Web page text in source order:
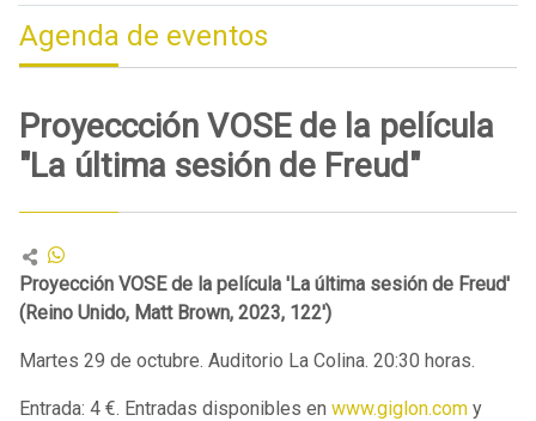
Agenda de eventos
Proyeccción VOSE de la película
"La última sesión de Freud"
Proyección VOSE de la película 'La última sesión de Freud'
(Reino Unido, Matt Brown, 2023, 122')
Martes 29 de octubre. Auditorio La Colina. 20:30 horas.
Entrada: 4 €. Entradas disponibles en www.giglon.com y